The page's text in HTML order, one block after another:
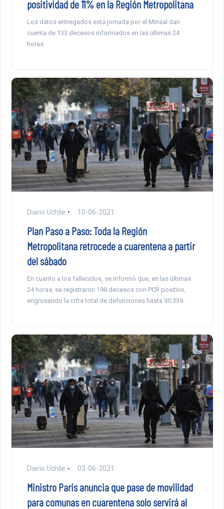
positividad de 11% en la Región Metropolitana
Los datos entregados esta jornada por el Minsal dan
cuenta de 133 decesos informados en las últimas 24
horas.
Diario Uchile 10-06-2021
Plan Paso a Paso: Toda la Región
Metropolitana retrocede a cuarentena a partir
del sábado
En cuanto a los fallecidos, se informó que, en las últimas
24 horas, se registraron 198 decesos con PCR positivo,
engrosando la cifra total de defunciones hasta 30.339.
Diario Uchile 03-06-2021
Ministro Paris anuncia que pase de movilidad
para comunas en cuarentena solo servirá al